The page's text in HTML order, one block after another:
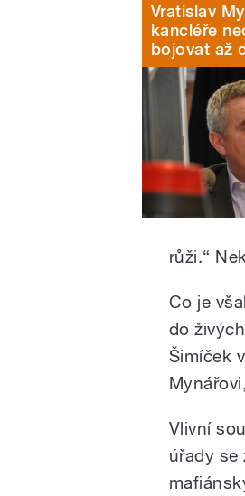
Vratislav
kancléře
bojovat až
růži.“
Co je
do
Šimíček
Vlivní
úřady se